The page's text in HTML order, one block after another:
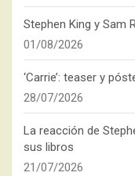
Stephen King y Sam
01/08/2026
‘Carrie’: teaser y
28/07/2026
La reacción de
sus libros
21/07/2026